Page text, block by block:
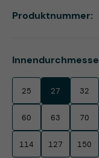
25 27 32
60 63 70
114 127 150
Produktnummer: